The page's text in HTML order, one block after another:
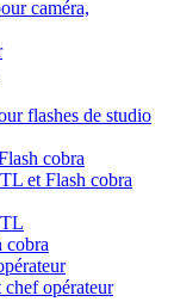
caméra,
flashes de studio
cobra
et Flash cobra
cobra
chef opérateur